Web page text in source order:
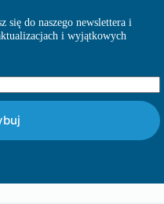
się do naszego newslettera i
i wyjątkowych